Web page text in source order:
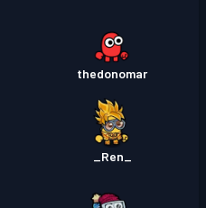
thedonomar
_Ren_